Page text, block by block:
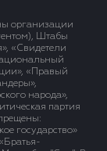
организации
Штабы
«Свидетели
«Правый
народа»,
партия
государство»